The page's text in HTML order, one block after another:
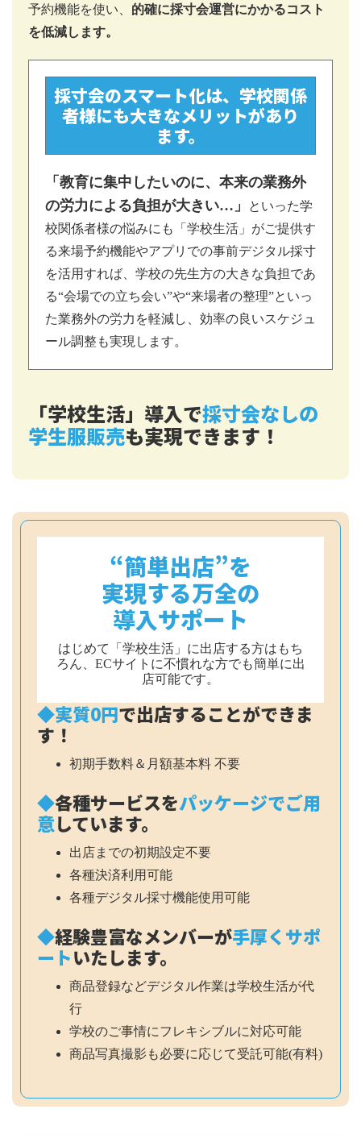
予約機能を使い、 的確に採寸会運営にかかるコスト
を低減します。
採寸会のスマート化は、学校関係
者様にも大きなメリットがあり
ます。
「教育に集中したいのに、本来の業務外
の労力による負担が大きい…」
といった学
校関係者様の悩みにも「学校生活」がご提供す
る来場予約機能やアプリでの事前デジタル採寸
を活用すれば、学校の先生方の大きな負担であ
る“会場での立ち会い”や“来場者の整理”といっ
た業務外の労力を軽減し、効率の良いスケジュ
ール調整も実現します。
「学校生活」導入で採寸会なしの
学生服販売も実現できます！
“簡単出店”を
実現する万全の
導入サポート
はじめて「学校生活」に出店する方はもち
ろん、ECサイトに不慣れな方でも簡単に出
店可能です。
◆実質0円で出店することができま
す！
初期手数料＆月額基本料 不要
◆各種サービスをパッケージでご用
意しています。
出店までの初期設定不要
各種決済利用可能
各種デジタル採寸機能使用可能
◆経験豊富なメンバーが手厚くサポ
ートいたします。
商品登録などデジタル作業は学校生活が代
行
学校のご事情にフレキシブルに対応可能
商品写真撮影も必要に応じて受託可能(有料)